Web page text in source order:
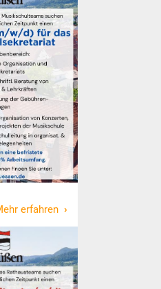
Suenergie
NETZMonitor
Gesundheit und Notfall
Ärzte und Apotheken
Pflege von Angehörigen
Hitzewarnung / UV-
Index
ÖPNV
Bürgerbus (MOBS)
erfahren